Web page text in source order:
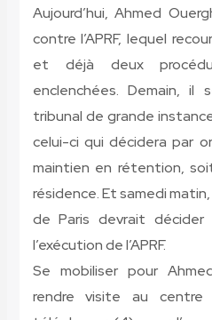
Aujourd’hui, Ahmed
contre l’APRF, lequel
et déjà deux
enclenchées. Demain,
tribunal de grande
celui-ci qui décidera par
maintien en rétention,
résidence. Et samedi
de Paris devrait décider
l’exécution de l’APRF.
Se mobiliser pour
rendre visite au